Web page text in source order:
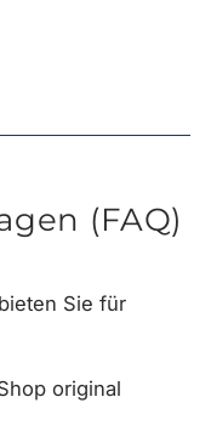
(FAQ)
Sie für
original